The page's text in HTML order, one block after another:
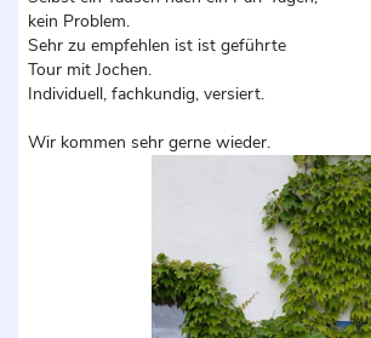
kein Problem.
Sehr zu empfehlen ist ist geführte
Tour mit Jochen.
Individuell, fachkundig, versiert.
Wir kommen sehr gerne wieder.